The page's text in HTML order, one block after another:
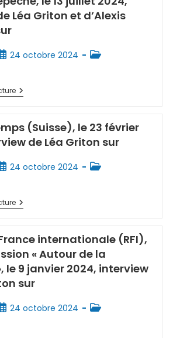
Léa Griton et d’Alexis
24 octobre 2024
(Suisse), le 23 février
de Léa Griton sur
24 octobre 2024
internationale (RFI),
« Autour de la
le 9 janvier 2024, interview
sur
24 octobre 2024